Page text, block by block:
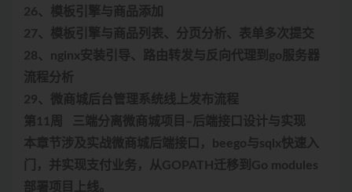
26、模板引擎与商品添加
27、模板引擎与商品列表、分页分析、表单多次提交
28、nginx安装引导、路由转发与反向代理到go服务器
流程分析
29、微商城后台管理系统线上发布流程
第11周 三端分离微商城项目–后端接口设计与实现
本章节涉及实战微商城后端接口，beego与sqlx快速入
门，并实现支付业务，从GOPATH迁移到Go modules
部署项目上线。